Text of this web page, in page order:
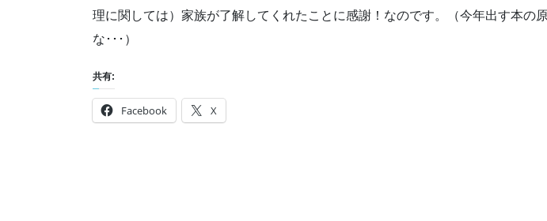
理に関しては）家族が了解してくれたことに感謝！なのです。（今年出す本の
な･･･）
共有:
Facebook X